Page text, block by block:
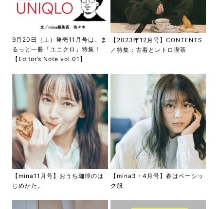
9月20日（土）発売11月号は、ま
るっと一冊「ユニクロ」特集！
【Editor’s Note vol.01】
【2023年12月号】CONTENTS
／特集：古着とレトロ喫茶
【mina11月号】おうち珈琲のは
じめかた。
【mina3・4月号】春はベーシッ
ク服